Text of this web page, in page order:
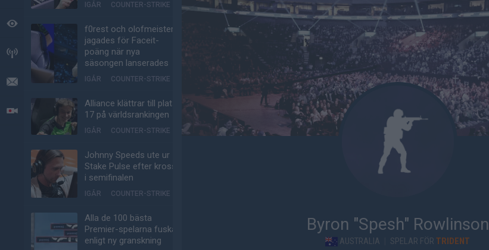
BEVAKAT
HÄNDELSER
MEDDELANDEN
LIVESÄNDNINGAR
IGÅR COUNTER-STRIKE
f0rest och olofmeister
jagades för Faceit-
poäng när nya
säsongen lanserades
IGÅR COUNTER-STRIKE
Alliance klättrar till plats
17 på världsrankingen
IGÅR COUNTER-STRIKE
Johnny Speeds ute ur
Stake Pulse efter kross
i semifinalen
IGÅR COUNTER-STRIKE
Alla de 100 bästa
Premier-spelarna fuskar
enligt ny granskning
Byron "Spesh" Rowlinson
AUSTRALIA SPELAR FÖRTRIDENT